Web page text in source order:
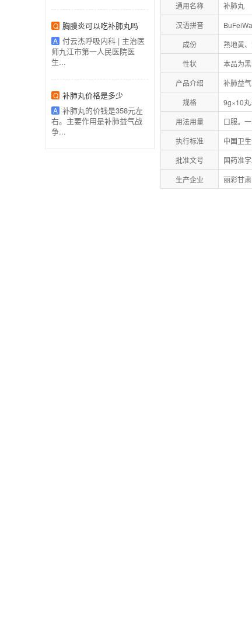
Q 胸膜炎可以吃补肺丸吗
A 付云杰呼吸内科 | 主治医
师九江市第一人民医院医
生...
Q 补肺丸价格是多少
A 补肺丸的价钱是358元左
右。主要作用是补肺益气战
争...
通用名称
补肺丸
汉语拼音
成份
熟地黄
性状
本品为
产品介绍
补肺益
规格
9g×10
用法用量
口服。
执行标准
中国卫
批准文号
国药准
生产企业
丽彩甘